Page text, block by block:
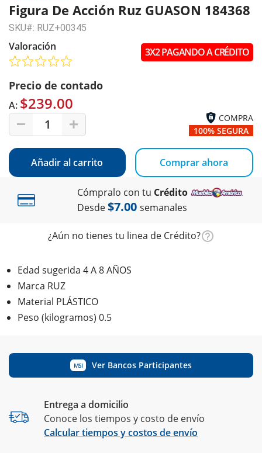
Figura De Acción Ruz GUASON 184368
SKU#: RUZ+00345
Valoración
Precio de contado
A: $239.00
1
3X2 PAGANDO A CRÉDITO
COMPRA
100% SEGURA
Añadir al carrito Comprar ahora
Cómpralo con tu Crédito
Desde$7.00 semanales
¿Aún no tienes tu linea de Crédito?
Edad sugerida 4 A 8 AÑOS
Marca RUZ
Material PLÁSTICO
Peso (kilogramos) 0.5
MSI Ver Bancos Participantes
Entrega a domicilio
Conoce los tiempos y costo de envío
Calcular tiempos y costos de envío